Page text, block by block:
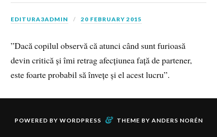
EDITURA3ADMIN 20 FEBRUARY 2015
”Dacă copilul observă că atunci când sunt furioasă
devin critică și îmi retrag afecțiunea față de partener,
este foarte probabil să învețe și el acest lucru”.
POWERED BY WORDPRESS & THEME BY ANDERS NORÉN